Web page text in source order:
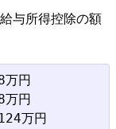
与所得控除の額
円
円
万円